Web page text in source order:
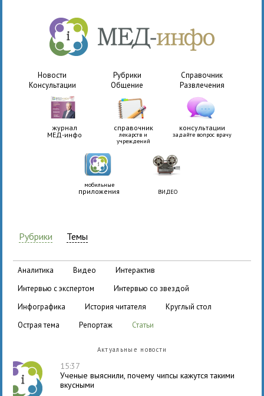
Новости Рубрики
Справочник
Консультации
Общение Развлечения
журнал
МЕД-инфо
справочник
лекарств и
учреждений
консультации
задайте вопрос врачу
мобильные
приложения ВИДЕО
Рубрики Темы
аналитика видео
интерактив
интервью с экспертом
интервью со звездой
инфографика
история читателя
круглый стол
острая тема
репортаж статьи
Актуальные новости
15:37
Ученые выяснили, почему чипсы кажутся такими
вкусными